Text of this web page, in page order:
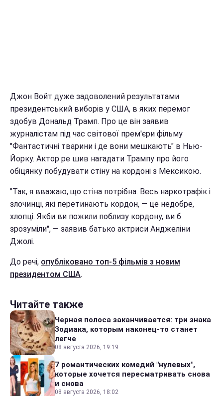
Джон Войт дуже задоволений результатами
президентський виборів у США, в яких перемог
здобув Дональд Трамп. Про це він заявив
журналістам під час світової прем'єри фільму
"Фантастичні тварини і де вони мешкають" в Нью-
Йорку. Актор ре шив нагадати Трампу про його
обіцянку побудувати стіну на кордоні з Мексикою.
"Так, я вважаю, що стіна потрібна. Весь наркотрафік і
злочинці, які перетинають кордон, — це недобре,
хлопці. Якби ви пожили поблизу кордону, ви б
зрозуміли", — заявив батько актриси Анджеліни
Джолі.
До речі, опубліковано топ-5 фільмів з новим
президентом США.
Читайте также
Черная полоса заканчивается: три знака
Зодиака, которым наконец-то станет
легче
08 августа 2026, 19:19
7 романтических комедий "нулевых",
которые хочется пересматривать снова
и снова
08 августа 2026, 18:02